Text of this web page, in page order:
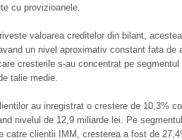
cu provizioanele.
valoarea creditelor din bilant,
un nivel aproximativ constant fata de
cresterile s-au concentrat pe
talie medie.
au inregistrat o crestere de 10,3%
nivelul de 12,9 miliarde lei. Pe
catre clientii IMM, cresterea a fost de